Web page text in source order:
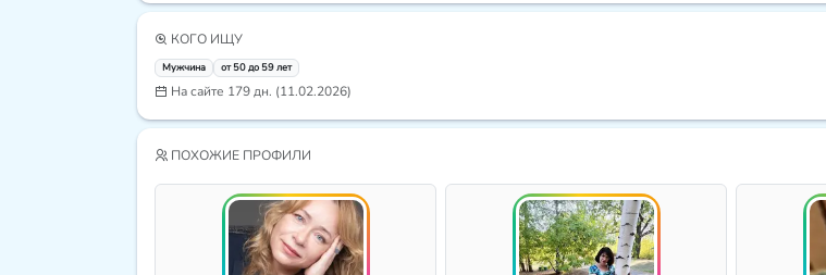
КОГО ИЩУ
Мужчина от 50 до 59 лет
На сайте 179 дн. (11.02.2026)
ПОХОЖИЕ ПРОФИЛИ